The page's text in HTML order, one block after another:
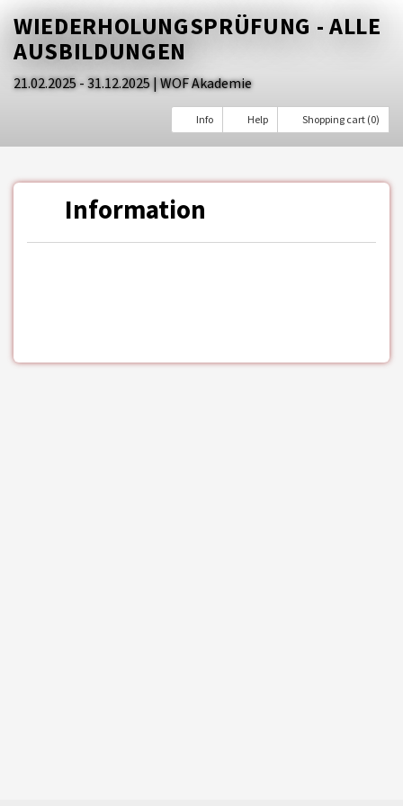
WIEDERHOLUNGSPRÜFUNG - ALLE
AUSBILDUNGEN
21.02.2025 - 31.12.2025 | WOF Akademie
Info Help Shopping cart (0)
Information